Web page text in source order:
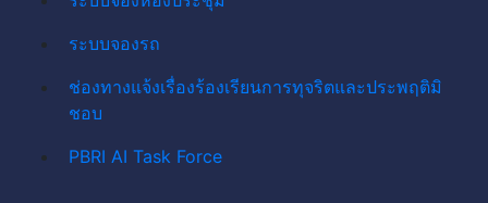
ระบบจองรถ
ช่องทางแจ้งเรื่องร้องเรียนการทุจริตและประพฤติมิ
ชอบ
PBRI AI Task Force